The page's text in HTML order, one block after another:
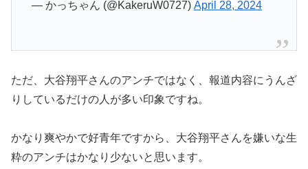
りしているだけの人が多い印象ですね。
粋のアンチはかなり少ないと思います。